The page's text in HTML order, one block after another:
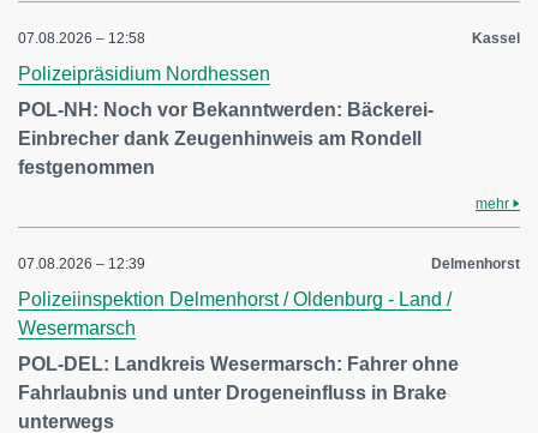
07.08.2026 – 12:58 Kassel
Polizeipräsidium Nordhessen
POL-NH: Noch vor Bekanntwerden: Bäckerei-
Einbrecher dank Zeugenhinweis am Rondell
festgenommen
mehr
07.08.2026 – 12:39 Delmenhorst
Polizeiinspektion Delmenhorst / Oldenburg - Land /
Wesermarsch
POL-DEL: Landkreis Wesermarsch: Fahrer ohne
Fahrlaubnis und unter Drogeneinfluss in Brake
unterwegs